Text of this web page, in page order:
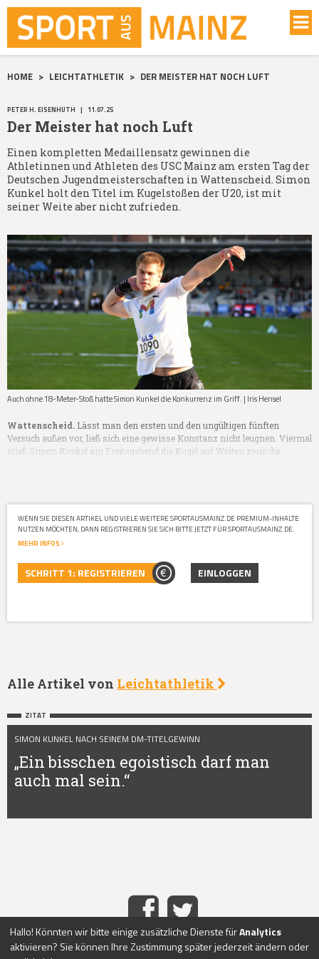
HOME > LEICHTATHLETIK > DER MEISTER HAT NOCH LUFT
PETER H. EISENHUTH | 11.07.25
Der Meister hat noch Luft
Einen kompletten Medaillensatz gewinnen die
Athletinnen und Athleten des USC Mainz am ersten Tag der
Deutschen Jugendmeisterschaften in Wattenscheid. Simon
Kunkel holt den Titel im Kugelstoßen der U20, ist mit
seiner Weite aber nicht zufrieden.
Auch ohne 18-Meter-Stoß hatte Simon Kunkel die Konkurrenz im Griff. | Iris Hensel
Wattenscheid. Lässt man den ersten und den ungültigen fünften
Versuch außen vor, ließ sich eine gewisse Konstanz nicht leugnen. Viermal
stieß Simon Kunkel am Freitagabend die Kugel auf Weiten zwische…
WENN SIE DIESEN ARTIKEL UND VIELE WEITERE SPORTAUSMAINZ.DE PREMIUM-INHALTE
NUTZEN MÖCHTEN, DANN REGISTRIEREN SIE SICH BITTE JETZT FÜR SPORTAUSMAINZ.DE.
MEHR INFOS
SCHRITT 1: REGISTRIEREN EINLOGGEN
Alle Artikel von Leichtathletik
ZITAT
SIMON KUNKEL NACH SEINEM DM-TITELGEWINN
„Ein bisschen egoistisch darf man
auch mal sein.“
HOME IMPRESSUM DATENSCHUTZ KONTAKT ABO-
Hallo! Könnten wir bitte einige zusätzliche Dienste fürAnalytics
aktivieren? Sie können Ihre Zustimmung später jederzeit ändern oder